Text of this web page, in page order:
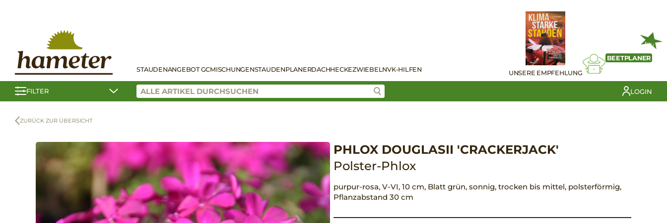
STAUDENANGEBOT GCMISCHUNGENSTAUDENPLANERDACHHECKEZWIEBELNVK-HILFEN UNSERE EMPFEHLUNG
NEU
BEETPLANER
FILTER LOGIN
ZURÜCK ZUR ÜBERSICHT
PHLOX DOUGLASII 'CRACKERJACK'
Polster-Phlox
purpur-rosa, V-VI, 10 cm, Blatt grün, sonnig, trocken bis mittel, polsterförmig,
Pflanzabstand 30 cm